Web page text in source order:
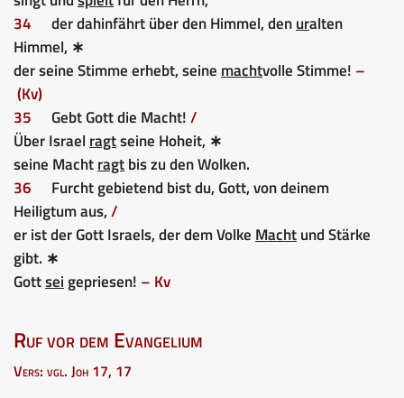
34
der dahinfährt über den Himmel, denuralten
Himmel, ∗
der seine Stimme erhebt, seine machtvolle Stimme! –
(Kv)
35
Gebt Gott die Macht!/
Über Israel ragtseine Hoheit, ∗
seine Machtragtbis zu den Wolken.
36
Furcht gebietend bist du, Gott, von deinem
Heiligtum aus,/
er ist der Gott Israels, der dem Volke Machtund Stärke
gibt. ∗
Gottseigepriesen! – Kv
Ruf vor dem Evangelium
Vers: vgl. Joh 17, 17